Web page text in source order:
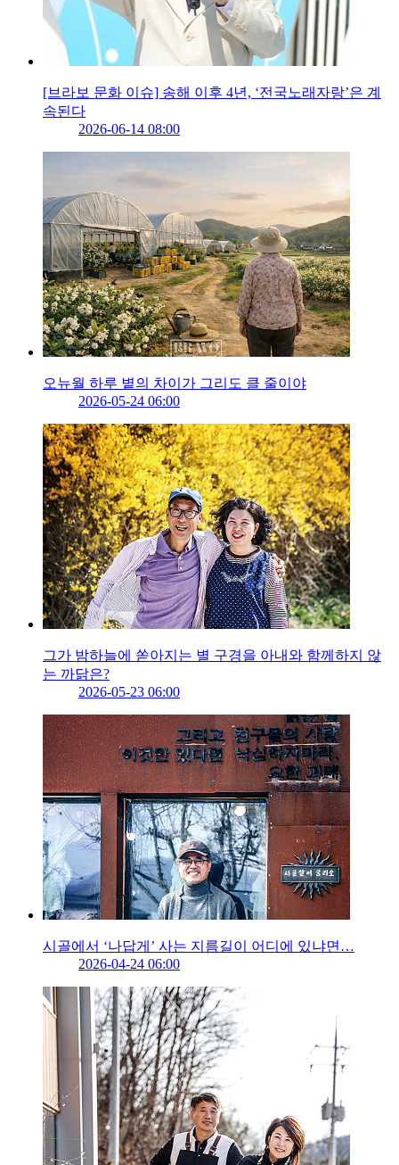
[브라보 문화 이슈] 송해 이후 4년, ‘전국노래자랑’은 계
속된다
2026-06-14 08:00
오뉴월 하루 볕의 차이가 그리도 클 줄이야
2026-05-24 06:00
그가 밤하늘에 쏟아지는 별 구경을 아내와 함께하지 않
는 까닭은?
2026-05-23 06:00
시골에서 ‘나답게’ 사는 지름길이 어디에 있냐면…
2026-04-24 06:00